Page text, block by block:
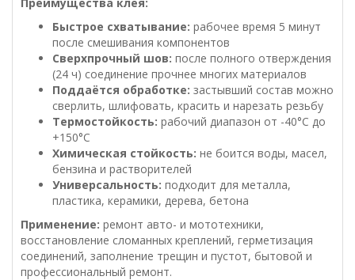
Быстрое схватывание: рабочее время 5 минут
после смешивания компонентов
Сверхпрочный шов: после полного отверждения
(24 ч) соединение прочнее многих материалов
Поддаётся обработке: застывший состав можно
сверлить, шлифовать, красить и нарезать резьбу
Термостойкость: рабочий диапазон от -40°C до
+150°C
Химическая стойкость: не боится воды, масел,
бензина и растворителей
Универсальность: подходит для металла,
пластика, керамики, дерева, бетона
Применение: ремонт авто- и мототехники,
восстановление сломанных креплений, герметизация
соединений, заполнение трещин и пустот, бытовой и
профессиональный ремонт.